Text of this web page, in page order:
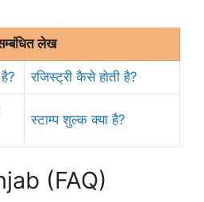
लेख
रजिस्ट्री कैसे होती है?
स्टाम्प शुल्क क्या है?
(FAQ)